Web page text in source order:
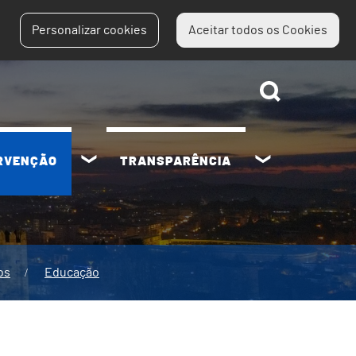
Personalizar cookies Aceitar todos os Cookies
TRANSPARÊNCIA
Educação